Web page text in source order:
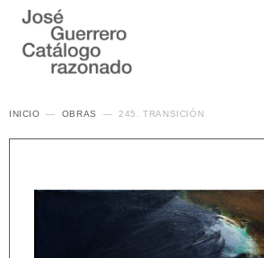
INICIO OBRAS 245. TRANSICIÓN